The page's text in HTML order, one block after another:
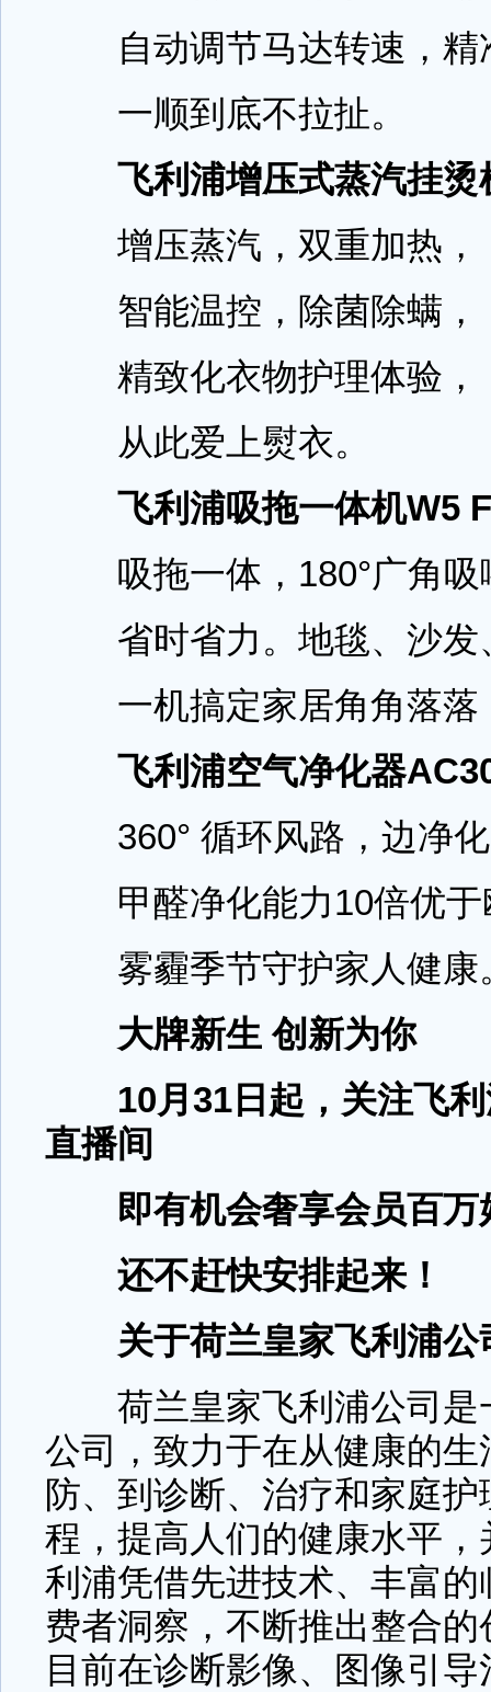
自动调节马达转速，精
一顺到底不拉扯。
飞利浦增压式蒸汽挂烫
增压蒸汽，双重加热，
智能温控，除菌除螨，
精致化衣物护理体验，
从此爱上熨衣。
飞利浦吸拖一体机W5
吸拖一体，180°广角吸
省时省力。地毯、沙发
一机搞定家居角角落落
飞利浦空气净化器
360° 循环风路，边净化
甲醛净化能力10倍优于
雾霾季节守护家人健康
大牌新生 创新为你
10月31日起，关注飞
直播间
即有机会奢享会员百
还不赶快安排起来！
关于荷兰皇家飞利浦公
荷兰皇家飞利浦公司是
公司，致力于在从健康的
防、到诊断、治疗和家庭
程，提高人们的健康水平
利浦凭借先进技术、丰富
费者洞察，不断推出整合
目前在诊断影像、图像引